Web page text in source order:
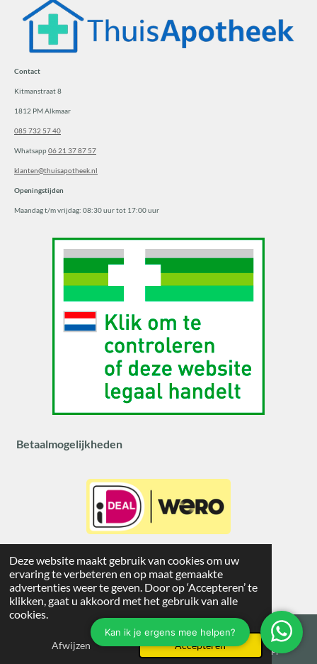
Deze website maakt gebruik van cookies om uw
ervaring te verbeteren en op maat gemaakte
advertenties weer te geven. Door op ‘Accepteren’ te
klikken, gaat u akkoord met het gebruik van alle
cookies.
Afwijzen Accepteren
t
a
g
r
a
m
t
A
Contact
Kitmanstraat 8
1812 PM Alkmaar
085 732 57 40
Whatsapp06 21 37 87 57
klanten@thuisapotheek.nl
Openingstijden
Maandag t/m vrijdag: 08:30 uur tot 17:00 uur
Betaalmogelijkheden
© 2026 lowweight
Powered byJouwWeb
E-mailadres Instagram WhatsApp